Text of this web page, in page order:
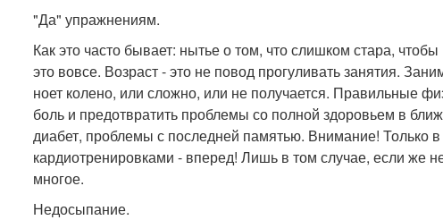
"Да" упражнениям.
Как это часто бывает: нытье о том, что слишком стара,
это вовсе. Возраст - это не повод прогуливать занятия.
ноет колено, или сложно, или не получается. Правильные
боль и предотвратить проблемы со полной здоровьем в
диабет, проблемы с последней памятью. Внимание! Только
кардиотренировками - вперед! Лишь в том случае, если же
многое.
Недосыпание.